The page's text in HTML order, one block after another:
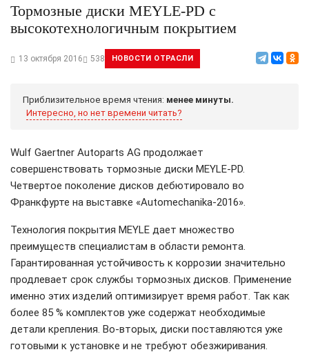
Тормозные диски MEYLE-PD с
высокотехнологичным покрытием
13 октября 2016 538 НОВОСТИ ОТРАСЛИ
Приблизительное время чтения: менее минуты.
Интересно, но нет времени читать?
Wulf Gaertner Autoparts AG продолжает
совершенствовать тормозные диски MEYLE-PD.
Четвертое поколение дисков дебютировало во
Франкфурте на выставке «Automechanika-2016».
Технология покрытия MEYLE дает множество
преимуществ специалистам в области ремонта.
Гарантированная устойчивость к коррозии значительно
продлевает срок службы тормозных дисков. Применение
именно этих изделий оптимизирует время работ. Так как
более 85 % комплектов уже содержат необходимые
детали крепления. Во-вторых, диски поставляются уже
готовыми к установке и не требуют обезжиривания.